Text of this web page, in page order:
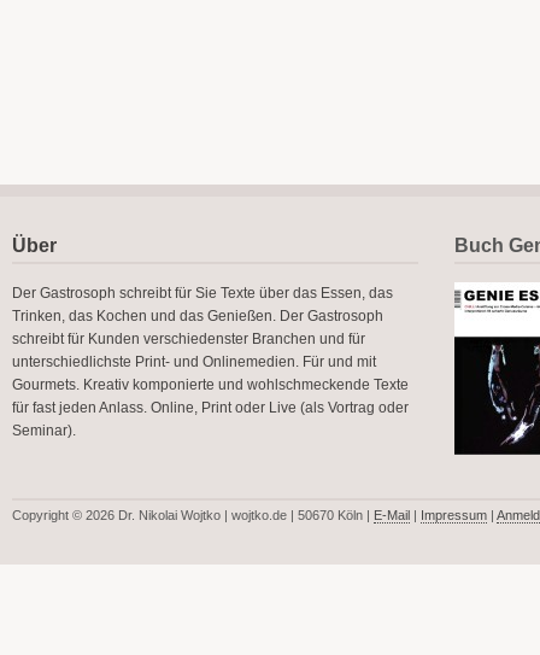
Über
Der Gastrosoph schreibt für Sie Texte über das Essen, das
Trinken, das Kochen und das Genießen. Der Gastrosoph
schreibt für Kunden verschiedenster Branchen und für
unterschiedlichste Print- und Onlinemedien. Für und mit
Gourmets. Kreativ komponierte und wohlschmeckende Texte
für fast jeden Anlass. Online, Print oder Live (als Vortrag oder
Seminar).
Buch
Copyright © 2026 Dr. Nikolai Wojtko | wojtko.de | 50670 Köln | E-Mail | Impressum |